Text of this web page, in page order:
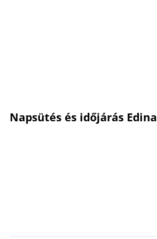
Napsütés és időjárás Edina